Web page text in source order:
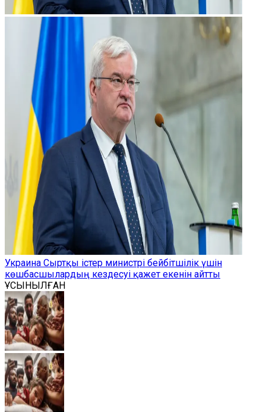
Украина Сыртқы істер министрі бейбітшілік үшін
көшбасшылардың кездесуі қажет екенін айтты
ҰСЫНЫЛҒАН